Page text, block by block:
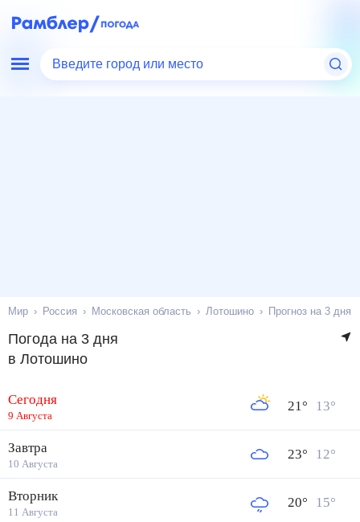
Введите город или место
Мир Россия Московская область Лотошино Прогноз на 3 дня
Погода на 3 дня
в Лотошино
Сегодня
9 Августа
21° 13°
Завтра
10 Августа
23° 12°
Вторник
11 Августа
20° 15°